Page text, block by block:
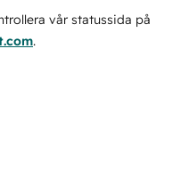
vår statussida på
.